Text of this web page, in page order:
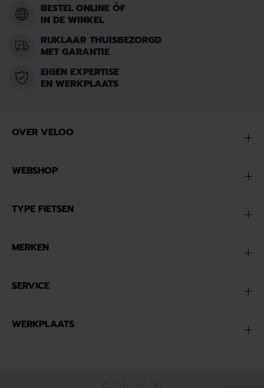
BESTEL ONLINE ÓF
IN DE WINKEL
RIJKLAAR THUISBEZORGD
MET GARANTIE
EIGEN EXPERTISE
EN WERKPLAATS
OVER VELOO
WEBSHOP
TYPE FIETSEN
MERKEN
SERVICE
WERKPLAATS